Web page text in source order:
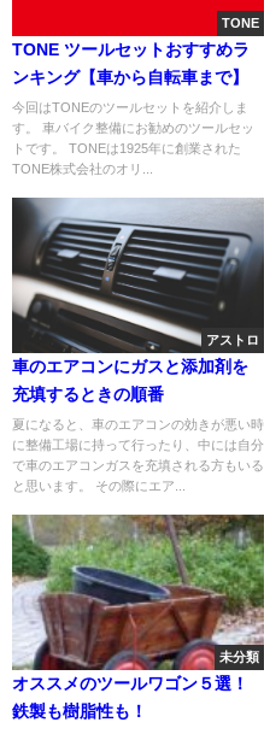
TONE
TONE ツールセットおすすめラ
ンキング【車から自転車まで】
今回はTONEのツールセットを紹介しま
す。 車バイク整備にお勧めのツールセッ
トです。 TONEは1925年に創業された
TONE株式会社のオリ...
アストロ
車のエアコンにガスと添加剤を
充填するときの順番
夏になると、車のエアコンの効きが悪い時
に整備工場に持って行ったり、中には自分
で車のエアコンガスを充填される方もいる
と思います。 その際にエア...
未分類
オススメのツールワゴン５選！
鉄製も樹脂性も！